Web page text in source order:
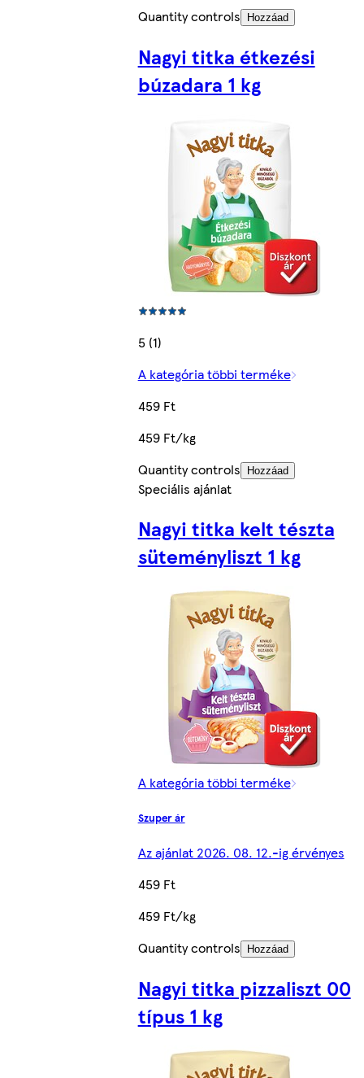
Quantity controls Hozzáad
Nagyi titka étkezési
búzadara 1 kg
5 (1)
A kategória többi terméke
459 Ft
459 Ft/kg
Quantity controls
Hozzáad
Speciális ajánlat
Nagyi titka kelt tészta
süteményliszt 1 kg
A kategória többi terméke
Szuper ár
Az ajánlat 2026. 08. 12.-ig érvényes
459 Ft
459 Ft/kg
Quantity controls
Hozzáad
Nagyi titka pizzaliszt 00
típus 1 kg